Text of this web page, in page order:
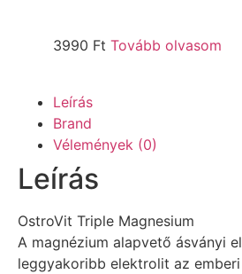
3990 Ft Tovább olvasom
Leírás
Brand
Vélemények (0)
Leírás
OstroVit Triple Magnesium
A magnézium alapvető ásványi
leggyakoribb elektrolit az